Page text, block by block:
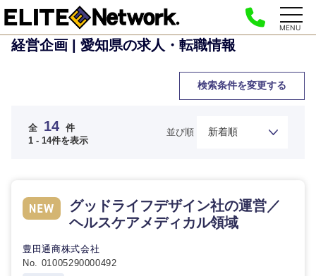
MENU
経営企画 | 愛知県の求人・転職情報
検索条件を変更する
全 14 件
1 - 14件を表示
並び順
グッドライフデザイン社の運営／
ヘルスケアメディカル領域
豊田通商株式会社
No. 01005290000492